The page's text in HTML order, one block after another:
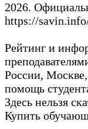
2026.
https://
Рейтинг и
России,
помощь
Здесь нельзя
Купить